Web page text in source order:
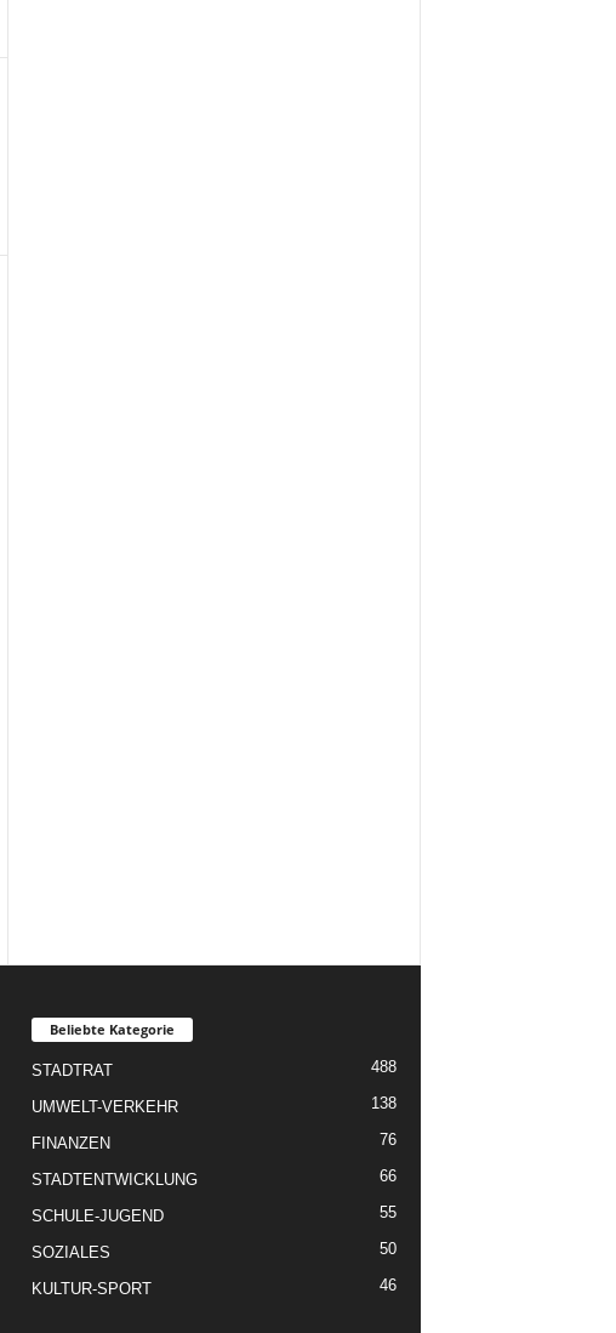
Beliebte Kategorie
STADTRAT 488
UMWELT-VERKEHR 138
FINANZEN 76
STADTENTWICKLUNG 66
SCHULE-JUGEND 55
SOZIALES 50
KULTUR-SPORT 46